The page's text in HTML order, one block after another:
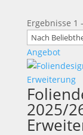
Ergebnisse 1
Angebot
2025/